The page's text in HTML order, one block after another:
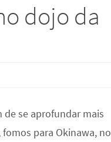
dojo da
de se aprofundar mais
para Okinawa, no